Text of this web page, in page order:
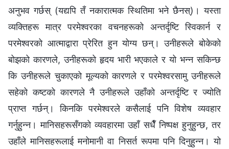
अनुभव गर्छस् (यद्यपि तँ नकारात्मक स्थितिमा भने छैनस्)। यस्ता
व्यक्तिहरू मात्र परमेश्‍वरका वचनहरूको अन्तर्दृष्टि स्विकार्न र
परमेश्‍वरको आत्माद्वारा प्रेरित हुन योग्य छन्। उनीहरूले बोकेको
बोझको कारणले, उनीहरूको हृदय भारी भएकाले र यो भन्‍न सकिन्छ
कि उनीहरूले चुकाएको मूल्यको कारणले र परमेश्‍वरसामु उनीहरूले
सहेको कष्टको कारणले नै उनीहरूले उहाँको अन्तर्दृष्टि र ज्योति
प्राप्त गर्छन्। किनकि परमेश्‍वरले कसैलाई पनि विशेष व्यवहार
गर्नुहुन्‍न। मानिसहरूसँगको व्यवहारमा उहाँ सधैँ निष्पक्ष हुनुहुन्छ, तर
उहाँले मानिसहरूलाई मनोमानी वा निसर्त रूपमा पनि दिनुहुन्‍न। यो